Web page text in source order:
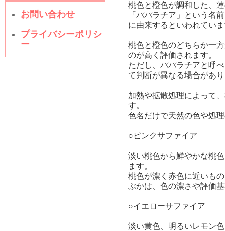
お問い合わせ
プライバシーポリシ
ー
桃色と橙色が調和した、
「パパラチア」という名
に由来するといわれてい
桃色と橙色のどちらか一
のが高く評価されます。
ただし、パパラチアと呼
て判断が異なる場合があ
加熱や拡散処理によって
す。
色名だけで天然の色や処
○ピンクサファイア
淡い桃色から鮮やかな桃
ます。
桃色が濃く赤色に近いも
ぶかは、色の濃さや評価
○イエローサファイア
淡い黄色、明るいレモン